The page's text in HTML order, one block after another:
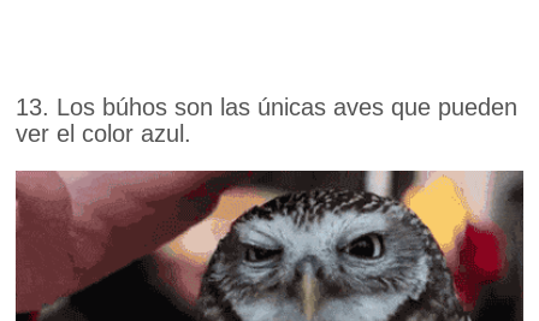
13. Los búhos son las únicas aves que pueden
ver el color azul.